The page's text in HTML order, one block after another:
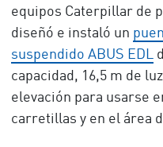
equipos Caterpillar de
diseñó e instaló un
suspendido ABUS EDL
capacidad, 16,5 m de
elevación para usarse
carretillas y en el área